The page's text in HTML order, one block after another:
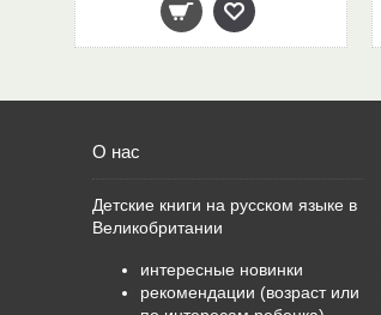
О нас
Детские книги на русском языке в
Великобритании
интересные новинки
рекомендации (возраст или